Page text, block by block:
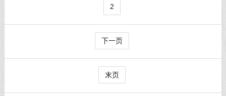
2
下一页
末页